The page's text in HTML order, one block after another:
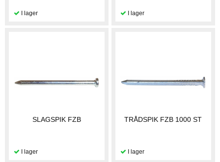
SLAGSPIK FZB TRÅDSPIK FZB 1000 ST